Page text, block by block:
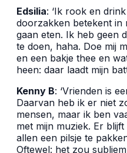
Edsilia: ‘Ik rook en
doorzakken betekent in
gaan eten. Ik heb geen
te doen, haha. Doe mij
en een bakje thee en
heen: daar laadt mijn
Kenny B: ‘Vrienden is
Daarvan heb ik er niet
mensen, maar ik ben
met mijn muziek. Er
allen een pilsje te
Oftewel: het zou